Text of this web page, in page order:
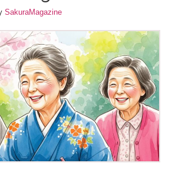
SakuraMagazine